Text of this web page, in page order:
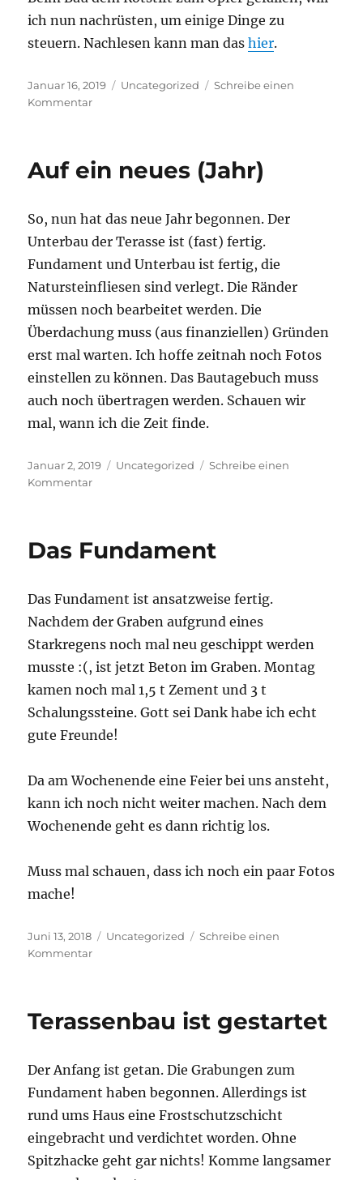
ich nun nachrüsten, um einige Dinge zu
steuern. Nachlesen kann man dashier.
Veröffentlicht
am
Januar 16, 2019 Kategorien
Uncategorized
Schreibe einen
Kommentarzu
Auf ein neues (Jahr)
So, nun hat das neue Jahr begonnen. Der
Unterbau der Terasse ist (fast) fertig.
Fundament und Unterbau ist fertig, die
Natursteinfliesen sind verlegt. Die Ränder
müssen noch bearbeitet werden. Die
Überdachung muss (aus finanziellen) Gründen
erst mal warten. Ich hoffe zeitnah noch Fotos
einstellen zu können. Das Bautagebuch muss
auch noch übertragen werden. Schauen wir
mal, wann ich die Zeit finde.
Veröffentlicht
am
Januar 2, 2019 Kategorien
Uncategorized
Schreibe einen
Kommentarzu
(Jahr)
Das Fundament
Das Fundament ist ansatzweise fertig.
Nachdem der Graben aufgrund eines
Starkregens noch mal neu geschippt werden
musste :(, ist jetzt Beton im Graben. Montag
kamen noch mal 1,5 t Zement und 3 t
Schalungssteine. Gott sei Dank habe ich echt
gute Freunde!
Da am Wochenende eine Feier bei uns ansteht,
kann ich noch nicht weiter machen. Nach dem
Wochenende geht es dann richtig los.
Muss mal schauen, dass ich noch ein paar Fotos
mache!
Veröffentlicht
am
Juni 13, 2018 Kategorien
Uncategorized
Schreibe einen
Kommentarzu
Terassenbau ist gestartet
Der Anfang ist getan. Die Grabungen zum
Fundament haben begonnen. Allerdings ist
rund ums Haus eine Frostschutzschicht
eingebracht und verdichtet worden. Ohne
Spitzhacke geht gar nichts! Komme langsamer